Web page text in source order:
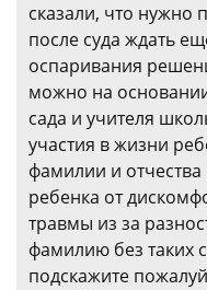
сказали, что нужно
после суда ждать
оспаривания
можно на основании
сада и учителя
участия в жизни
фамилии и
ребенка от
травмы из за
фамилию без таких
подскажите